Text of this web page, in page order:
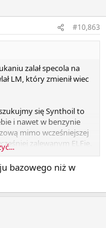
#10,863
zalał specola na
LM, który zmienił wiec
się Synthoil to
i nawet w benzynie
mimo wcześniejszej
zalewanym ELFie.
szybka płukanka i
bazowego niż w